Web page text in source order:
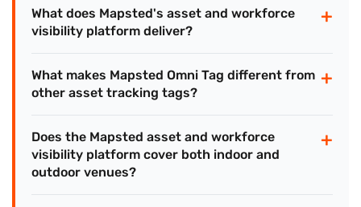
What does Mapsted's asset and workforce
visibility platform deliver?
+
What makes Mapsted Omni Tag different from
other asset tracking tags?
+
Does the Mapsted asset and workforce
visibility platform cover both indoor and
outdoor venues?
+